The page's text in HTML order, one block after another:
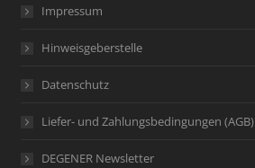
Impressum
Hinweisgeberstelle
Datenschutz
Liefer- und Zahlungsbedingungen (AGB)
DEGENER Newsletter